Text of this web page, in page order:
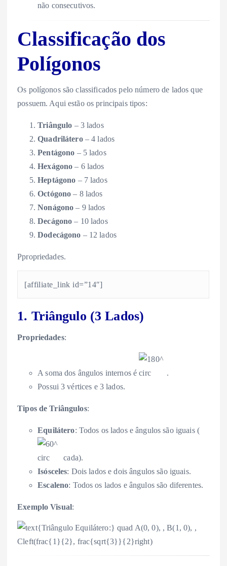
não consecutivos.
Classificação dos
Polígonos
Os polígonos são classificados pelo número de lados que
possuem. Aqui estão os principais tipos:
Triângulo – 3 lados
Quadrilátero– 4 lados
Pentágono – 5 lados
Hexágono – 6 lados
Heptágono – 7 lados
Octógono – 8 lados
Nonágono – 9 lados
Decágono – 10 lados
Dodecágono – 12 lados
Ppropriedades.
[affiliate_link id=”14″]
1. Triângulo (3 Lados)
Propriedades:
A soma dos ângulos internos é
.
Possui 3 vértices e 3 lados.
Tipos de Triângulos:
Equilátero: Todos os lados e ângulos são iguais (
cada).
Isósceles: Dois lados e dois ângulos são iguais.
Escaleno: Todos os lados e ângulos são diferentes.
Exemplo Visual: